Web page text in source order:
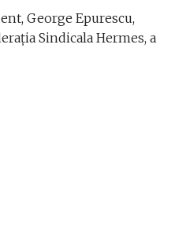
George Epurescu,
Sindicala Hermes, a